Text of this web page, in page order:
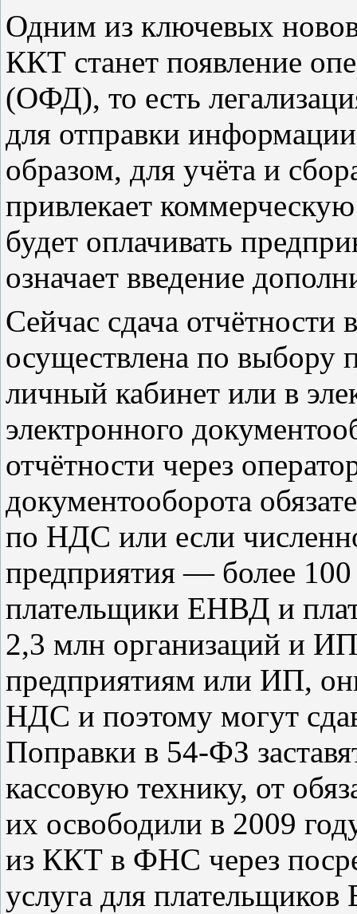
Одним из ключевых
ККТ станет появление
(ОФД), то есть
для отправки
образом, для учёта и
привлекает
будет оплачивать
означает введение
Сейчас сдача
осуществлена по выбору
личный кабинет или в
электронного
отчётности через
документооборота
по НДС или если
предприятия — более
плательщики ЕНВД и
2,3 млн организаций и
предприятиям или ИП,
НДС и поэтому могут
Поправки в 54-ФЗ
кассовую технику, от
их освободили в 2009
из ККТ в ФНС через
услуга для